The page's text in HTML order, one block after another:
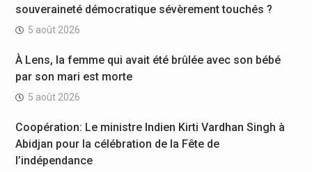
souveraineté démocratique sévèrement touchés ?
5 août 2026
À Lens, la femme qui avait été brûlée avec son bébé
par son mari est morte
5 août 2026
Coopération: Le ministre Indien Kirti Vardhan Singh à
Abidjan pour la célébration de la Fête de
l’indépendance